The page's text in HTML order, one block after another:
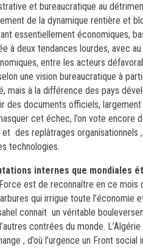
et bureaucratique au
de la dynamique rentière et
essentiellement économiques,
à deux tendances lourdes, avec
entre les acteurs
une vision bureaucratique à
mais à la différence des pays
documents officiels,
cet échec, l’on vote encore
des replâtrages organisationnels
technologies.
internes que mondiales
est de reconnaître en ce mois
qui irrigue toute l’économie
connait un véritable
contrées du monde.
, d’où l’urgence un Front social